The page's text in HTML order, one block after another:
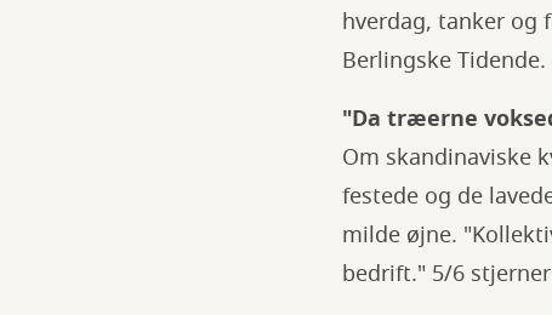
hverdag, tanker og
Berlingske Tidende.
"Da træerne
Om skandinaviske
festede og de
milde øjne.
bedrift." 5/6